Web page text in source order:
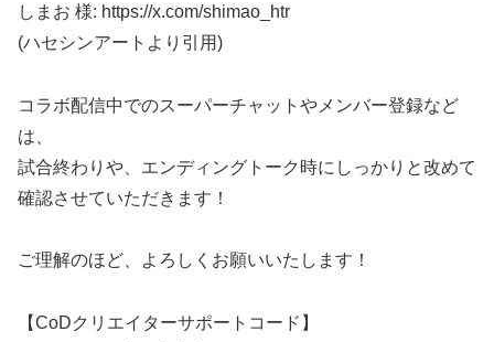
しまお 様: https://x.com/shimao_htr
(ハセシンアートより引用)
コラボ配信中でのスーパーチャットやメンバー登録など
は、
試合終わりや、エンディングトーク時にしっかりと改めて
確認させていただきます！
ご理解のほど、よろしくお願いいたします！
【CoDクリエイターサポートコード】